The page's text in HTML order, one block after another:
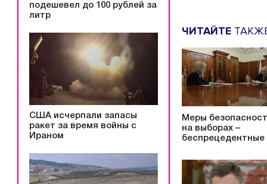
подешевел до 100 рублей за
литр
США исчерпали запасы
ракет за время войны с
Ираном
ЧИТАЙТЕ
Меры
на выборах –
беспрецедентные